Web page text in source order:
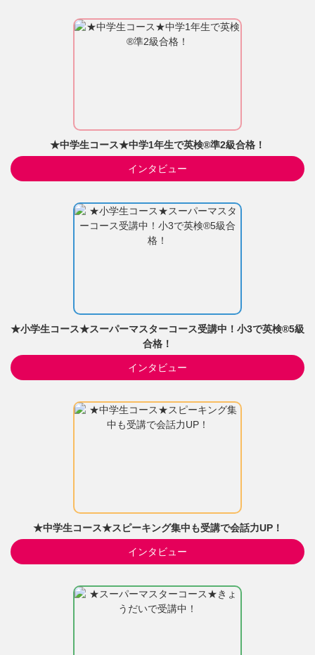
★中学生コース★中学1年生で英検®準2級合格！
インタビュー
★小学生コース★スーパーマスターコース受講中！小3で英検®5級
合格！
インタビュー
★中学生コース★スピーキング集中も受講で会話力UP！
インタビュー